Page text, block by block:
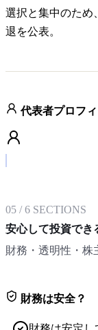
選択と集中のため、
退を公表。
代表者プロフ
05 /6 SECTIONS
安心して投資でき
財務・透明性・株
財務は安全？